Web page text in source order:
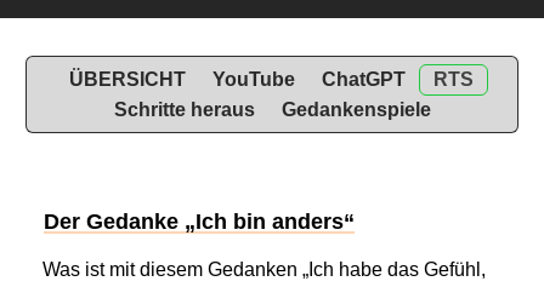
Angebote
ÜBERSICHT YouTube ChatGPT
RTS
Schritte heraus
Gedankenspiele
Der Gedanke „Ich bin anders“
Was ist mit diesem Gedanken „Ich habe das Gefühl,